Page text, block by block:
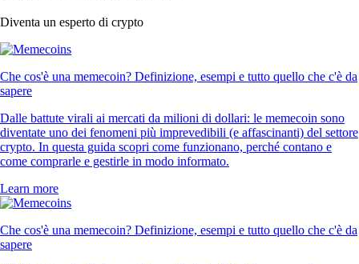
Diventa un esperto di crypto
Che cos'è una memecoin? Definizione, esempi e tutto quello che c'è da
sapere
Dalle battute virali ai mercati da milioni di dollari: le memecoin sono
diventate uno dei fenomeni più imprevedibili (e affascinanti) del settore
crypto. In questa guida scopri come funzionano, perché contano e
come comprarle e gestirle in modo informato.
Learn more
Che cos'è una memecoin? Definizione, esempi e tutto quello che c'è da
sapere